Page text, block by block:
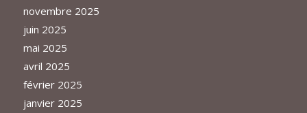
novembre 2025
juin 2025
mai 2025
avril 2025
février 2025
janvier 2025